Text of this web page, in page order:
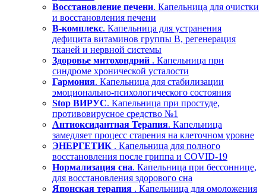
Восстановление печени. Капельница для очистки
и восстановления печени
В-комплекс. Капельница для устранения
дефицита витаминов группы В, регенерация
тканей и нервной системы
Здоровье митохондрий . Капельница при
синдроме хронической усталости
Гармония. Капельница для стабилизации
эмоционально-психологического состояния
Stop ВИРУС. Капельница при простуде,
противовирусное средство №1
Антиоксидантная Терапия. Капельница
замедляет процесс старения на клеточном уровне
ЭНЕРГЕТИК . Капельница для полного
восстановления после гриппа и COVID-19
Нормализация сна. Капельница при бессоннице,
для восстановления здорового сна
Японская терапия . Капельница для омоложения